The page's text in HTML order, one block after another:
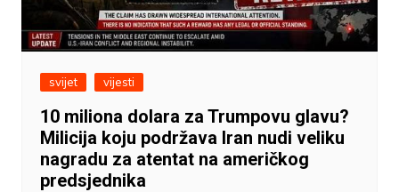
svijet vijesti
10 miliona dolara za Trumpovu glavu?
Milicija koju podržava Iran nudi veliku
nagradu za atentat na američkog
predsjednika